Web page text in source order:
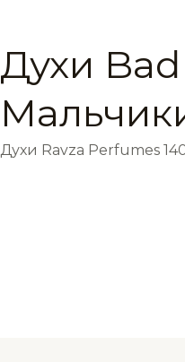
Духи
Духи Ravza Perfumes